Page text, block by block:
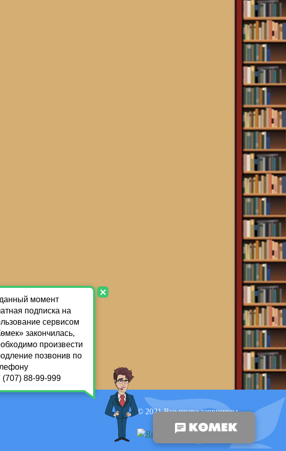
© 2021 Все права защищены